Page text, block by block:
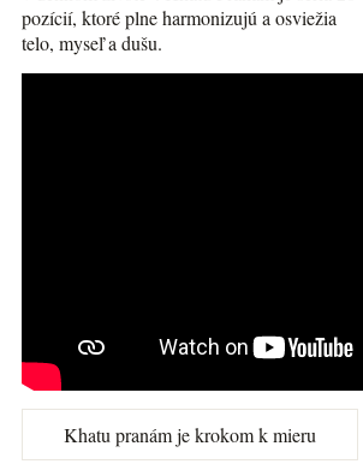
pozícií, ktoré plne harmonizujú a osviežia
telo, myseľ a dušu.
Khatu pranám je krokom k mieru